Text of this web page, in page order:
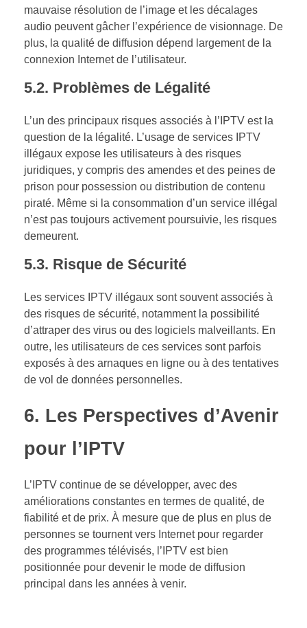
mauvaise résolution de l’image et les décalages
audio peuvent gâcher l’expérience de visionnage. De
plus, la qualité de diffusion dépend largement de la
connexion Internet de l’utilisateur.
5.2. Problèmes de Légalité
L’un des principaux risques associés à l’IPTV est la
question de la légalité. L’usage de services IPTV
illégaux expose les utilisateurs à des risques
juridiques, y compris des amendes et des peines de
prison pour possession ou distribution de contenu
piraté. Même si la consommation d’un service illégal
n’est pas toujours activement poursuivie, les risques
demeurent.
5.3. Risque de Sécurité
Les services IPTV illégaux sont souvent associés à
des risques de sécurité, notamment la possibilité
d’attraper des virus ou des logiciels malveillants. En
outre, les utilisateurs de ces services sont parfois
exposés à des arnaques en ligne ou à des tentatives
de vol de données personnelles.
6. Les Perspectives d’Avenir
pour l’IPTV
L’IPTV continue de se développer, avec des
améliorations constantes en termes de qualité, de
fiabilité et de prix. À mesure que de plus en plus de
personnes se tournent vers Internet pour regarder
des programmes télévisés, l’IPTV est bien
positionnée pour devenir le mode de diffusion
principal dans les années à venir.